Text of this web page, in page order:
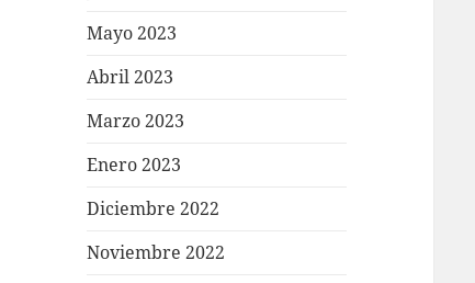
Mayo 2023
Abril 2023
Marzo 2023
Enero 2023
Diciembre 2022
Noviembre 2022